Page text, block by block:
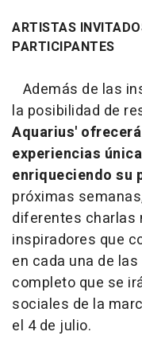
ARTISTAS
PARTICIPANTES
Además de las
la posibilidad de
Aquarius'
experiencias
enriqueciendo su
próximas
diferentes charlas
inspiradores que
en cada una de
completo que se
sociales de la
el 4 de julio.